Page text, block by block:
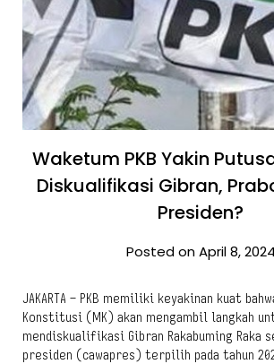
Waketum PKB Yakin
Diskualifikasi Gibran,
Presiden?
Posted on April 8, 2024
JAKARTA – PKB memiliki keyakinan kuat
Konstitusi (MK) akan mengambil langkah
mendiskualifikasi Gibran Rakabuming Raka
presiden (cawapres) terpilih pada tahun